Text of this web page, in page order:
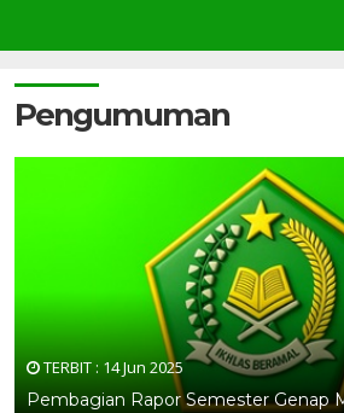
Pengumuman
TERBIT : 14 Jun 2025
Pembagian Rapor Semester Genap